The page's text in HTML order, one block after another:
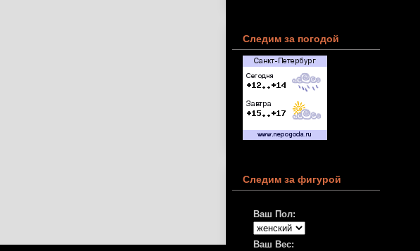
Следим за погодой
Следим за фигурой
Ваш Пол:
Ваш Вес: